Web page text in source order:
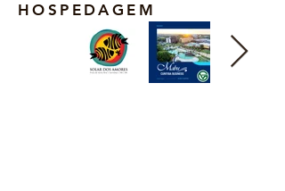
HOSPEDAGEM